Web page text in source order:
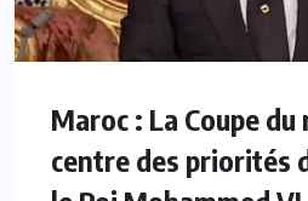
Maroc : La Coupe
centre des priorités